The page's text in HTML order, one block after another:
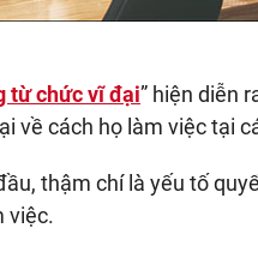
từ chức vĩ đại” hiện diễn
về cách họ làm việc tại
thậm chí là yếu tố
việc.